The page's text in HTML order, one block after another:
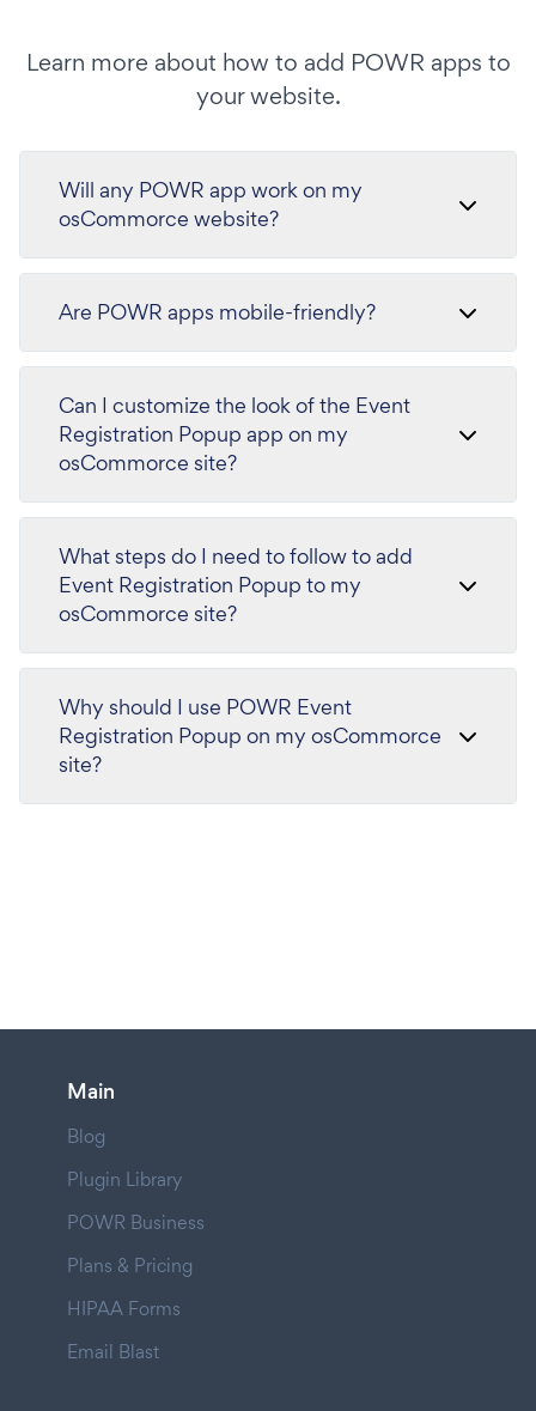
Learn more about how to add POWR apps to
your website.
Will any POWR app work on my
osCommorce website?
Are POWR apps mobile-friendly?
Can I customize the look of the Event
Registration Popup app on my
osCommorce site?
What steps do I need to follow to add
Event Registration Popup to my
osCommorce site?
Why should I use POWR Event
Registration Popup on my osCommorce
site?
Main
Blog
Plugin Library
POWR Business
Plans & Pricing
HIPAA Forms
Email Blast